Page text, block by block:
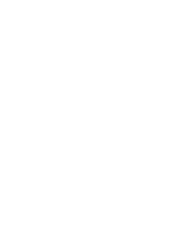
talianska, morské plody), gril bar na pláži,
4 bazény (1 z toho iba pre členov klubu Preferred